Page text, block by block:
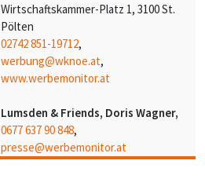
Wirtschaftskammer-Platz 1, 3100 St.
Pölten
02742 851-19712,
werbung@wknoe.at,
www.werbemonitor.at
Lumsden & Friends, Doris Wagner,
0677 637 90 848,
presse@werbemonitor.at